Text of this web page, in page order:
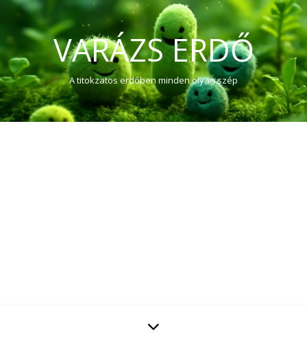
VARÁZS ERDŐ
A titokzatos erdőben minden olyan szép